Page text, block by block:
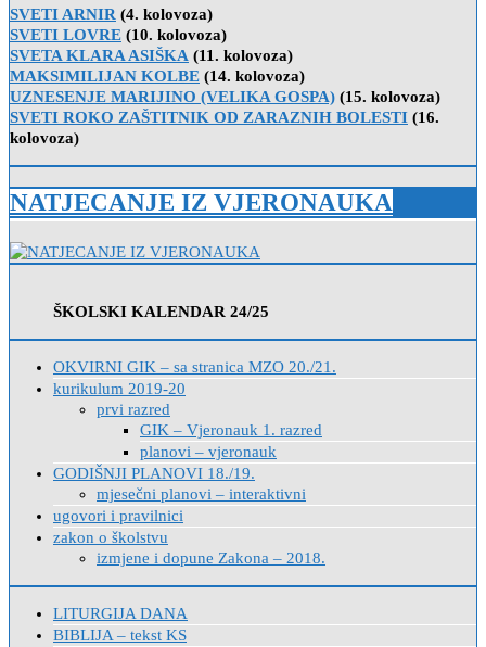
SVETI ARNIR (4. kolovoza)
SVETI LOVRE (10. kolovoza)
SVETA KLARA ASIŠKA (11. kolovoza)
MAKSIMILIJAN KOLBE (14. kolovoza)
UZNESENJE MARIJINO (VELIKA GOSPA) (15. kolovoza)
SVETI ROKO ZAŠTITNIK OD ZARAZNIH BOLESTI (16.
kolovoza)
NATJECANJE IZ VJERONAUKA
ŠKOLSKI KALENDAR 24/25
OKVIRNI GIK – sa stranica MZO 20./21.
kurikulum 2019-20
prvi razred
GIK – Vjeronauk 1. razred
planovi – vjeronauk
GODIŠNJI PLANOVI 18./19.
mjesečni planovi – interaktivni
ugovori i pravilnici
zakon o školstvu
izmjene i dopune Zakona – 2018.
LITURGIJA DANA
BIBLIJA – tekst KS